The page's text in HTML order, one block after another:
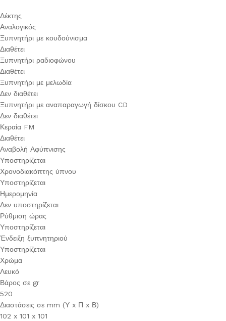
Δέκτης
Αναλογικός
Ξυπνητήρι με κουδούνισμα
Διαθέτει
Ξυπνητήρι ραδιοφώνου
Διαθέτει
Ξυπνητήρι με μελωδία
Δεν διαθέτει
Ξυπνητήρι με αναπαραγωγή δίσκου CD
Δεν διαθέτει
Κεραία FM
Διαθέτει
Αναβολή Αφύπνισης
Υποστηρίζεται
Χρονοδιακόπτης ύπνου
Υποστηρίζεται
Ημερομηνία
Δεν υποστηρίζεται
Ρύθμιση ώρας
Υποστηρίζεται
Ένδειξη ξυπνητηριού
Υποστηρίζεται
Χρώμα
Λευκό
Βάρος σε gr
520
Διαστάσεις σε mm (Υ x Π x Β)
102 x 101 x 101